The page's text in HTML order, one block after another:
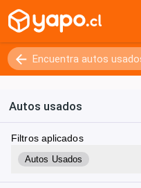
Autos usados
Filtros aplicados
Autos Usados
Kilómetros